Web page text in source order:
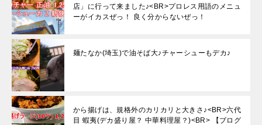
店」に行って来ました♪<BR>プロレス用語のメニュ
ーがイカスぜっ！ 良く分からないぜっ！
麺たなか(埼玉)で油そば大♪チャーシューもデカ♪
から揚げは、規格外のカリカリと大きさ♪<BR>六代
目 蝦夷(デカ盛り屋？ 中華料理屋？)<BR> 【ブログ